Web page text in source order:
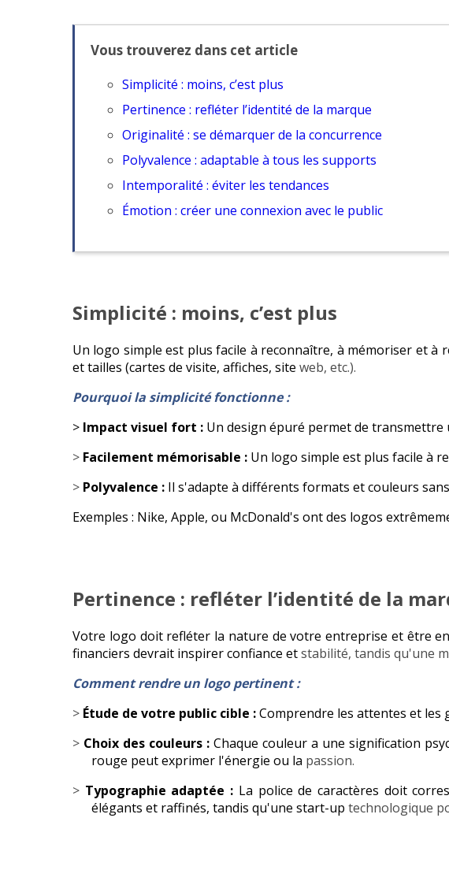
Vous trouverez dans cet article
Simplicité : moins, c’est plus
Pertinence : refléter l’identité de la marque
Originalité : se démarquer de la concurrence
Polyvalence : adaptable à tous les supports
Intemporalité : éviter les tendances
Émotion : créer une connexion avec le public
Simplicité : moins, c’est plus
Un logo simple est plus facile à reconnaître, à mémoriser et
et tailles (cartes de visite, affiches, site web, etc.).
Pourquoi la simplicité fonctionne :
> Impact visuel fort : Un design épuré permet de transmettre
> Facilement mémorisable : Un logo simple est plus facile à
> Polyvalence : Il s'adapte à différents formats et couleurs
Exemples : Nike, Apple, ou McDonald's ont des logos
Pertinence : refléter l’identité de la
Votre logo doit refléter la nature de votre entreprise et être
financiers devrait inspirer confiance etstabilité, tandis qu'une
Comment rendre un logo pertinent :
> Étude de votre public cible :Comprendre les attentes et les
> Choix des couleurs :Chaque couleur a une signification
rouge peut exprimer l'énergie ou la passion.
> Typographie adaptée : La police de caractères doit
élégants et raffinés, tandis qu'une start-up technologique